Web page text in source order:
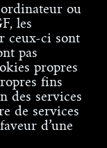
ou
les
ceux-ci sont
pas
propres
fins
des services
de services
d’une